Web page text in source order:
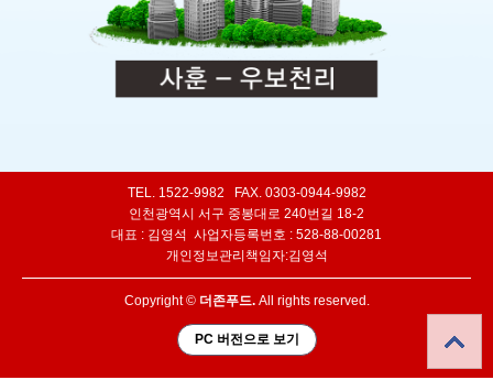
TEL. 1522-9982 FAX. 0303-0944-9982
인천광역시 서구 중봉대로 240번길 18-2
대표 : 김영석 사업자등록번호 : 528-88-00281
개인정보관리책임자:김영석
Copyright © 더존푸드.All rights reserved.
PC 버전으로 보기